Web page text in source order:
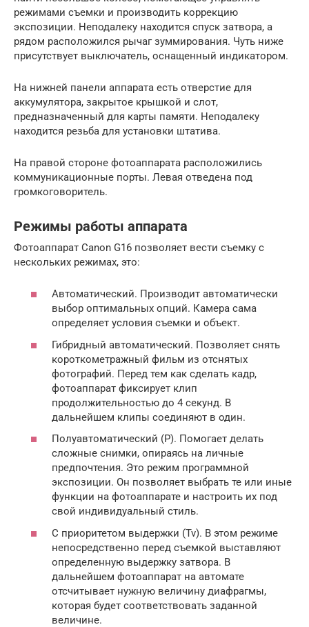
режимами съемки и производить коррекцию
экспозиции. Неподалеку находится спуск затвора, а
рядом расположился рычаг зуммирования. Чуть ниже
присутствует выключатель, оснащенный индикатором.
На нижней панели аппарата есть отверстие для
аккумулятора, закрытое крышкой и слот,
предназначенный для карты памяти. Неподалеку
находится резьба для установки штатива.
На правой стороне фотоаппарата расположились
коммуникационные порты. Левая отведена под
громкоговоритель.
Режимы работы аппарата
Фотоаппарат Canon G16 позволяет вести съемку с
нескольких режимах, это:
Автоматический. Производит автоматически
выбор оптимальных опций. Камера сама
определяет условия съемки и объект.
Гибридный автоматический. Позволяет снять
короткометражный фильм из отснятых
фотографий. Перед тем как сделать кадр,
фотоаппарат фиксирует клип
продолжительностью до 4 секунд. В
дальнейшем клипы соединяют в один.
Полуавтоматический (P). Помогает делать
сложные снимки, опираясь на личные
предпочтения. Это режим программной
экспозиции. Он позволяет выбрать те или иные
функции на фотоаппарате и настроить их под
свой индивидуальный стиль.
С приоритетом выдержки (Tv). В этом режиме
непосредственно перед съемкой выставляют
определенную выдержку затвора. В
дальнейшем фотоаппарат на автомате
отсчитывает нужную величину диафрагмы,
которая будет соответствовать заданной
величине.